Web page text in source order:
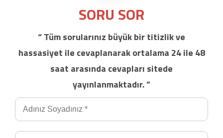
SORU SOR
“ Tüm sorularınız büyük bir titizlik ve
hassasiyet ile cevaplanarak ortalama 24 ile 48
saat arasında cevapları sitede
yayınlanmaktadır. ”